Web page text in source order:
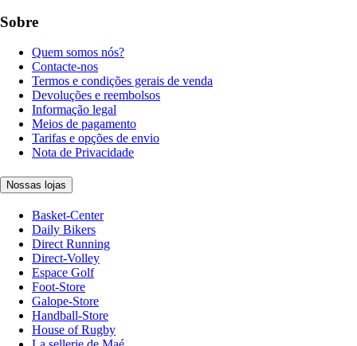
Sobre
Quem somos nós?
Contacte-nos
Termos e condições gerais de venda
Devoluções e reembolsos
Informação legal
Meios de pagamento
Tarifas e opções de envio
Nota de Privacidade
Nossas lojas
Basket-Center
Daily Bikers
Direct Running
Direct-Volley
Espace Golf
Foot-Store
Galope-Store
Handball-Store
House of Rugby